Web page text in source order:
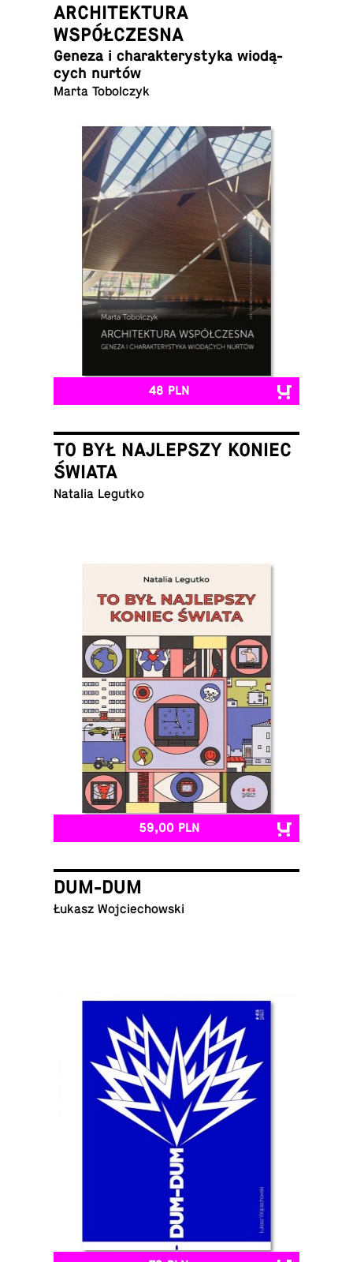
ARCHITEKTURA
WSPÓŁCZESNA
Geneza i cha­rak­te­ry­sty­ka wio­dą­
cych nurtów
Marta Tobolczyk
48 PLN
TO BYŁ NAJLEPSZY KONIEC
ŚWIATA
Natalia Legutko
59,00 PLN
DUM-DUM
Łukasz Wojciechowski